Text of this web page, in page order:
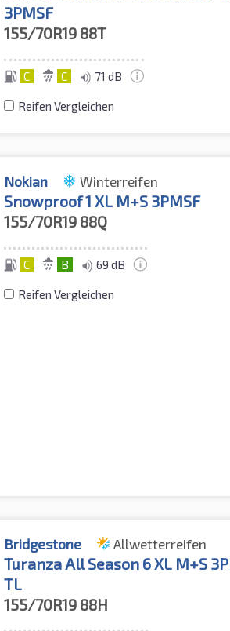
3PMSF
155/70R19 88T
C C 71 dB
Reifen Vergleichen
Nokian Winterreifen
Snowproof 1 XL M+S 3PMSF
155/70R19 88Q
C B 69 dB
Reifen Vergleichen
Bridgestone Allwetterreifen
Turanza All Season 6 XL M+S
TL
155/70R19 88H